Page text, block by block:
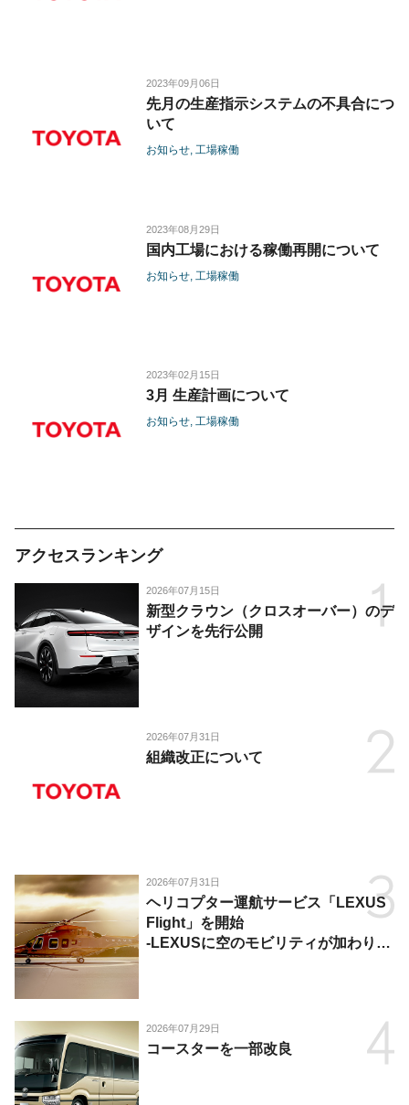
2023年09月06日
先月の生産指示システムの不具合につ
いて
お知らせ 工場稼働
2023年08月29日
国内工場における稼働再開について
お知らせ 工場稼働
2023年02月15日
3月 生産計画について
お知らせ 工場稼働
アクセスランキング
2026年07月15日
新型クラウン（クロスオーバー）のデ
ザインを先行公開
2026年07月31日
組織改正について
2026年07月31日
ヘリコプター運航サービス「LEXUS
Flight」を開始
-LEXUSに空のモビリティが加わり、
2026年07月29日
コースターを一部改良